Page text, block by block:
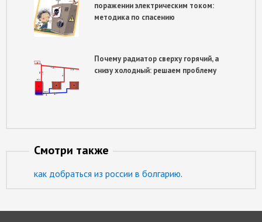
поражении электрическим током:
методика по спасению
Почему радиатор сверху горячий, а
снизу холодный: решаем проблему
Смотри также
как добраться из россии в болгарию.